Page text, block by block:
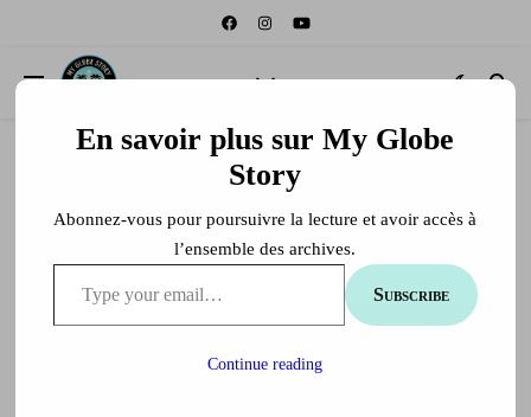
En savoir plus sur My Globe
Story
Abonnez-vous pour poursuivre la lecture et avoir accès à
l’ensemble des archives.
Subscribe
Continue reading